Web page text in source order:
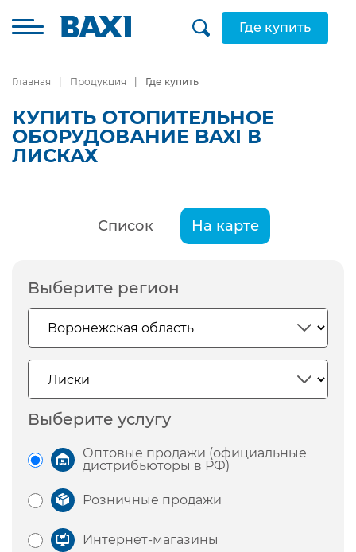
Где купить
Главная Продукция Где купить
КУПИТЬ ОТОПИТЕЛЬНОЕ
ОБОРУДОВАНИЕ BAXI В
ЛИСКАХ
Список На карте
Выберите регион
Выберите услугу
Оптовые продажи (официальные
дистрибьюторы в РФ)
Розничные продажи
Интернет-магазины